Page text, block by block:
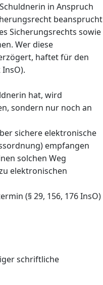
in Anspruch
beansprucht
Sicherungsrechts sowie
Wer diese
haftet für den
hat, wird
sondern nur noch an
sichere elektronische
empfangen
solchen Weg
elektronischen
(§ 29, 156, 176 InsO)
schriftliche